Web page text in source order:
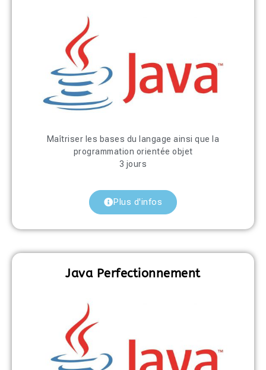
Maîtriser les bases du langage ainsi que la
programmation orientée objet
3 jours
Plus d'infos
Java Perfectionnement